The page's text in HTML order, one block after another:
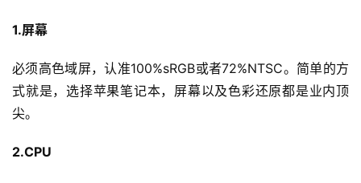
1.屏幕
必须高色域屏，认准100%sRGB或者72%NTSC。简单的方
式就是，选择苹果笔记本，屏幕以及色彩还原都是业内顶
尖。
2.CPU